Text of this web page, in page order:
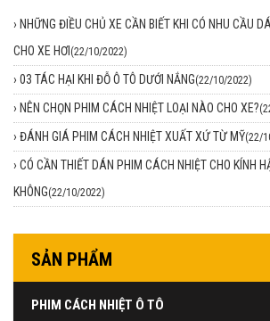
› NHỮNG ĐIỀU CHỦ XE CẦN BIẾT KHI CÓ NHU CẦU
CHO XE HƠI (22/10/2022)
› 03 TÁC HẠI KHI ĐỖ Ô TÔ DƯỚI NẮNG(22/10/2022)
› NÊN CHỌN PHIM CÁCH NHIỆT LOẠI NÀO CHO XE?
› ĐÁNH GIÁ PHIM CÁCH NHIỆT XUẤT XỨ TỪ MỸ(22/
› CÓ CẦN THIẾT DÁN PHIM CÁCH NHIỆT CHO KÍNH
KHÔNG(22/10/2022)
SẢN PHẨM
PHIM CÁCH NHIỆT Ô TÔ